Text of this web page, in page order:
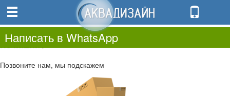
0.00
0
Не нашли?
Позвоните нам, мы подскажем
Написать в WhatsApp